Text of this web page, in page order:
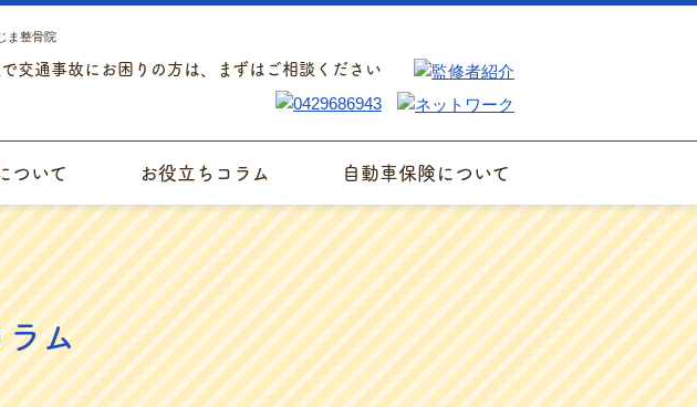
ま整骨院
交通事故にお困りの方は、まずはご相談ください
ついて お役立ちコラム 自動車保険について
ム